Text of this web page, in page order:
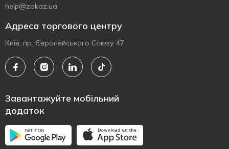
help@zakaz.ua
Адреса торгового центру
Київ, пр. Європейського Союзу 47
Завантажуйте мобільний
додаток